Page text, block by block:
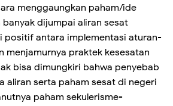
menggaungkan paham/ide
banyak dijumpai aliran sesat
positif antara implementasi aturan-
menjamurnya praktek kesesatan
bisa dimungkiri bahwa penyebab
aliran serta paham sesat di negeri
paham sekulerisme-